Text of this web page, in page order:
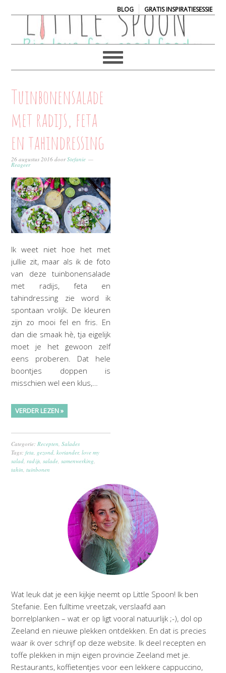
BLOG| GRATIS INSPIRATIESESSIE
Tuinbonensalade
met radijs, feta
en tahindressing
26 augustus 2016 doorStefanie
Reageer
Ik weet niet hoe het met
jullie zit, maar als ik de foto
van deze tuinbonensalade
met radijs, feta en
tahindressing zie word ik
spontaan vrolijk. De kleuren
zijn zo mooi fel en fris. En
dan die smaak hè, tja eigelijk
moet je het gewoon zelf
eens proberen. Dat hele
boontjes doppen is
misschien wel een klus,…
VERDER LEZEN »
Categorie:Recepten,Salades
Tags:feta, gezond,koriander,love my
salad,radijs,salade,samenwerking,
tahin,tuinbonen
Wat leuk dat je een kijkje neemt op Little Spoon! Ik ben
Stefanie. Een fulltime vreetzak, verslaafd aan
borrelplanken – wat er op ligt vooral natuurlijk ;-), dol op
Zeeland en nieuwe plekken ontdekken. En dat is precies
waar ik over schrijf op deze website. Ik deel recepten en
toffe plekken in mijn eigen provincie Zeeland met je.
Restaurants, koffietentjes voor een lekkere cappuccino,